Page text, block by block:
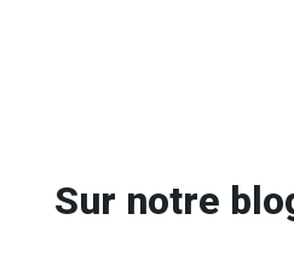
Sur notre